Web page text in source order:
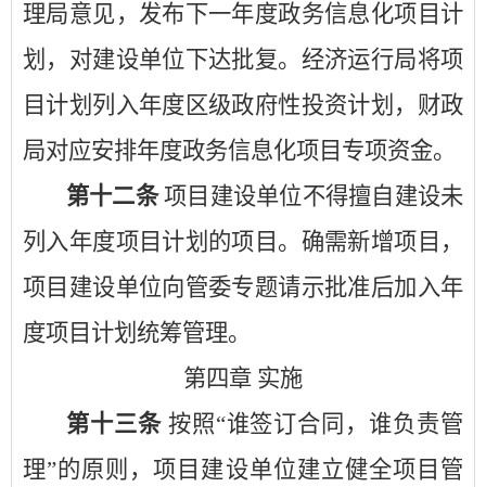
理局意见，发布下一年度政务信息化项目计
划，对建设单位下达批复。经济运行局将项
目计划列入年度区级政府性投资计划，财政
局对应安排年度政务信息化项目专项资金。
第十二条 项目建设单位不得擅自建设未
列入年度项目计划的项目。确需新增项目，
项目建设单位向管委专题请示批准后加入年
度项目计划统筹管理。
第四章 实施
第十三条 按照“谁签订合同，谁负责管
理”的原则，项目建设单位建立健全项目管